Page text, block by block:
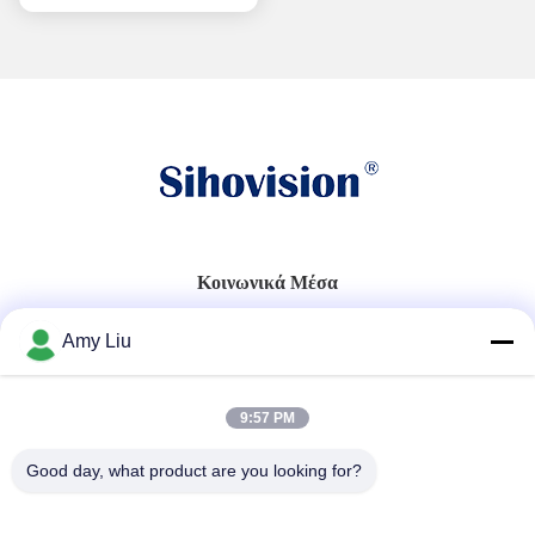
Κοινωνικά Μέσα
86-0755-23747569
Amy Liu
9:57 PM
Good day, what product are you looking for?